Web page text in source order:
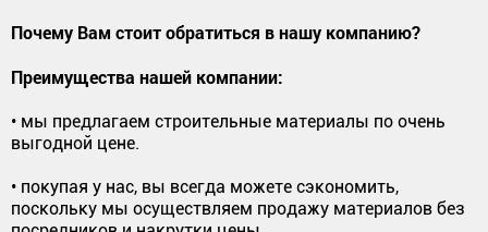
Почему Вам стоит обратиться в нашу компанию?
Преимущества нашей компании:
• мы предлагаем строительные материалы по очень
выгодной цене.
• покупая у нас, вы всегда можете сэкономить,
поскольку мы осуществляем продажу материалов без